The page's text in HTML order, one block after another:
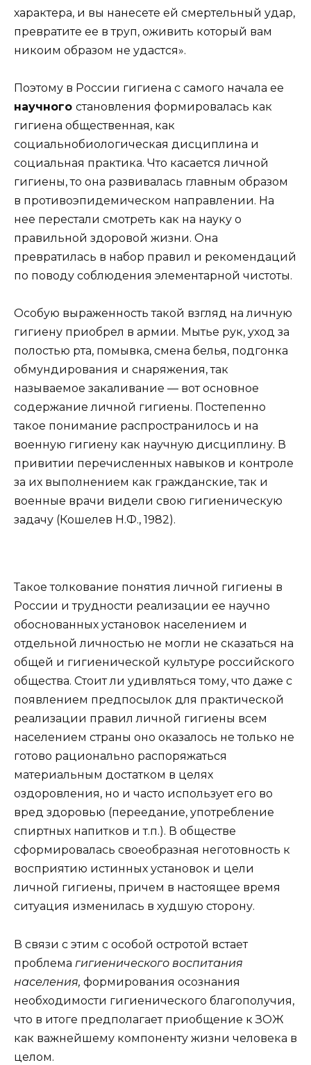
характера, и вы нанесете ей смертельный удар,
превратите ее в труп, оживить который вам
никоим образом не удастся».
Поэтому в России гигиена с самого начала ее
научного становления формировалась как
гигиена общественная, как
социальнобиологическая дисциплина и
социальная практика. Что касается личной
гигиены, то она развивалась главным образом
в противоэпидемическом направлении. На
нее перестали смотреть как на науку о
правильной здоровой жизни. Она
превратилась в набор правил и рекомендаций
по поводу соблюдения элементарной чистоты.
Особую выраженность такой взгляд на личную
гигиену приобрел в армии. Мытье рук, уход за
полостью рта, помывка, смена белья, подгонка
обмундирования и снаряжения, так
называемое закаливание — вот основное
содержание личной гигиены. Постепенно
такое понимание распространилось и на
военную гигиену как научную дисциплину. В
привитии перечисленных навыков и контроле
за их выполнением как гражданские, так и
военные врачи видели свою гигиеническую
задачу (Кошелев Н.Ф., 1982).
Такое толкование понятия личной гигиены в
России и трудности реализации ее научно
обоснованных установок населением и
отдельной личностью не могли не сказаться на
общей и гигиенической культуре российского
общества. Стоит ли удивляться тому, что даже с
появлением предпосылок для практической
реализации правил личной гигиены всем
населением страны оно оказалось не только не
готово рационально распоряжаться
материальным достатком в целях
оздоровления, но и часто использует его во
вред здоровью (переедание, употребление
спиртных напитков и т.п.). В обществе
сформировалась своеобразная неготовность к
восприятию истинных установок и цели
личной гигиены, причем в настоящее время
ситуация изменилась в худшую сторону.
В связи с этим с особой остротой встает
проблема гигиенического воспитания
населения, формирования осознания
необходимости гигиенического благополучия,
что в итоге предполагает приобщение к ЗОЖ
как важнейшему компоненту жизни человека в
целом.